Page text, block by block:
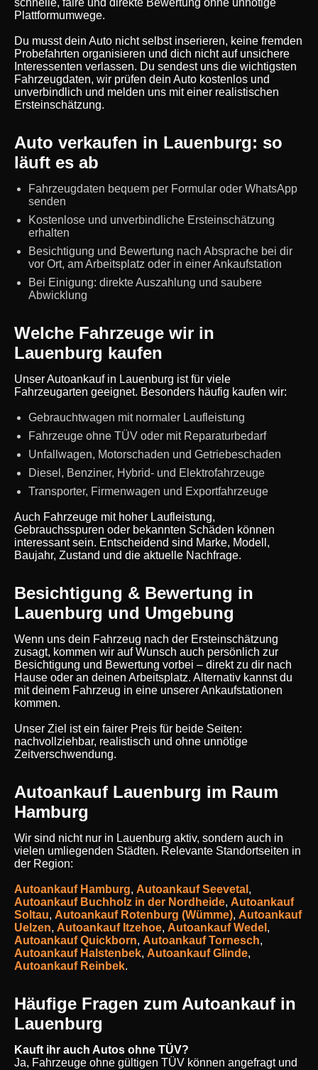
schnelle, faire und direkte Bewertung ohne unnötige
Plattformumwege.
Du musst dein Auto nicht selbst inserieren, keine fremden
Probefahrten organisieren und dich nicht auf unsichere
Interessenten verlassen. Du sendest uns die wichtigsten
Fahrzeugdaten, wir prüfen dein Auto kostenlos und
unverbindlich und melden uns mit einer realistischen
Ersteinschätzung.
Auto verkaufen in Lauenburg: so
läuft es ab
Fahrzeugdaten bequem per Formular oder WhatsApp
senden
Kostenlose und unverbindliche Ersteinschätzung
erhalten
Besichtigung und Bewertung nach Absprache bei dir
vor Ort, am Arbeitsplatz oder in einer Ankaufstation
Bei Einigung: direkte Auszahlung und saubere
Abwicklung
Welche Fahrzeuge wir in
Lauenburg kaufen
Unser Autoankauf in Lauenburg ist für viele
Fahrzeugarten geeignet. Besonders häufig kaufen wir:
Gebrauchtwagen mit normaler Laufleistung
Fahrzeuge ohne TÜV oder mit Reparaturbedarf
Unfallwagen, Motorschaden und Getriebeschaden
Diesel, Benziner, Hybrid- und Elektrofahrzeuge
Transporter, Firmenwagen und Exportfahrzeuge
Auch Fahrzeuge mit hoher Laufleistung,
Gebrauchsspuren oder bekannten Schäden können
interessant sein. Entscheidend sind Marke, Modell,
Baujahr, Zustand und die aktuelle Nachfrage.
Besichtigung & Bewertung in
Lauenburg und Umgebung
Wenn uns dein Fahrzeug nach der Ersteinschätzung
zusagt, kommen wir auf Wunsch auch persönlich zur
Besichtigung und Bewertung vorbei – direkt zu dir nach
Hause oder an deinen Arbeitsplatz. Alternativ kannst du
mit deinem Fahrzeug in eine unserer Ankaufstationen
kommen.
Unser Ziel ist ein fairer Preis für beide Seiten:
nachvollziehbar, realistisch und ohne unnötige
Zeitverschwendung.
Autoankauf Lauenburg im Raum
Hamburg
Wir sind nicht nur in Lauenburg aktiv, sondern auch in
vielen umliegenden Städten. Relevante Standortseiten in
der Region:
Autoankauf Hamburg, Autoankauf Seevetal ,
Autoankauf Buchholz in der Nordheide, Autoankauf
Soltau, Autoankauf Rotenburg (Wümme), Autoankauf
Uelzen, Autoankauf Itzehoe, Autoankauf Wedel ,
Autoankauf Quickborn, Autoankauf Tornesch,
Autoankauf Halstenbek, Autoankauf Glinde,
Autoankauf Reinbek.
Häufige Fragen zum Autoankauf in
Lauenburg
Kauft ihr auch Autos ohne TÜV?
Ja, Fahrzeuge ohne gültigen TÜV können angefragt und